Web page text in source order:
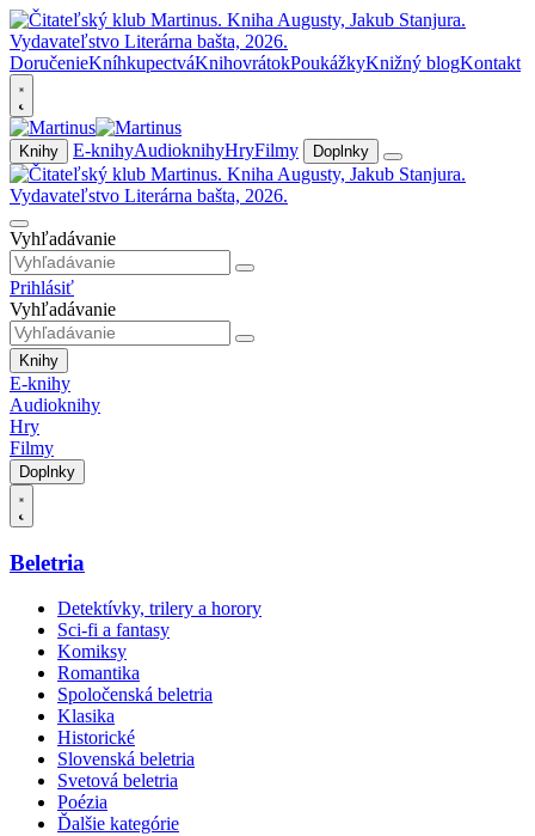
DoručenieKníhkupectváKnihovrátokPoukážkyKnižný blogKontakt
Knihy E-knihyAudioknihyHryFilmy Doplnky
Vyhľadávanie
Prihlásiť
Vyhľadávanie
Knihy
E-knihy
Audioknihy
Hry
Filmy
Doplnky
Beletria
Detektívky, trilery a horory
Sci-fi a fantasy
Komiksy
Romantika
Spoločenská beletria
Klasika
Historické
Slovenská beletria
Svetová beletria
Poézia
Ďalšie kategórie